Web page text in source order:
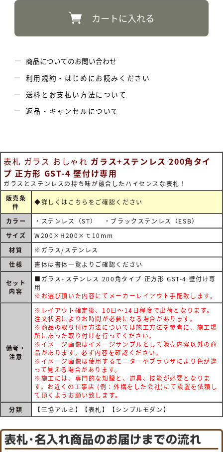
カートに入れる
商品についてのお問い合わせ
利用規約・はじめにお読みください
送料とお支払い方法について
返品・キャンセルについて
表札 ガラス おしゃれ ガラス+ステンレス 200角タイ
プ 正方形 GST-4 壁付け専用
ガラスとステンレスの持ち味が融合したハイセンスな表札！
販売条
件
◆詳しくは こちらをご確認ください
カラー
・ステンレス（ST） ・ブラックステンレス（ESB）
サイズ
W200×H200×ｔ10mm
材質
※ガラス/ステンレス
仕様
書体は書体一覧よりご確認ください
セット
内容
■ガラス+ステンレス 200角タイプ 正方形 GST-4 壁付け専
用
※お選び頂いた内容にてメーカーレイアウト手配致します。
備考・
注意
※レイアウト確定後、10日～14日程度で出荷となります。
注文状況によりお時間が必要になる場合があります。
※商品の取り付け方法については施工方法を参考に、施工場
所にあった取り付けを行ってください。
※イメージ画像はイメージサンプルとして販売内容以外の商
品があります。必ず内容を確認ください。
※イメージ画像は使用するモニターやブラウザにより色が違
って見える場合があります。
※施工には、専門的な知識と、道具、技能が必要となりま
す。お近くの工事店 (例：外構をした会社)にて設置を依頼し
て頂くようお願い致します。
分類
【三協アルミ】【表札】【シンプルモダン】